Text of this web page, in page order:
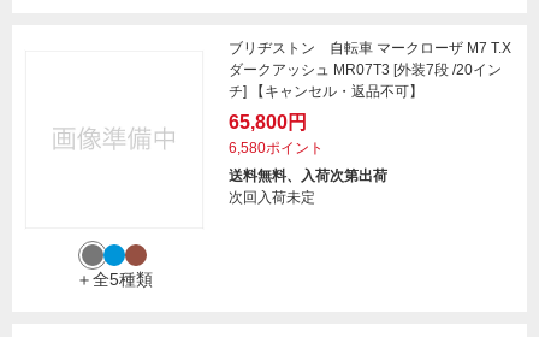
＋全5種類
ブリヂストン 自転車 マークローザ M7 T.X
ダークアッシュ MR07T3 [外装7段 /20イン
チ] 【キャンセル・返品不可】
65,800円
6,580ポイント
送料無料、入荷次第出荷
次回入荷未定